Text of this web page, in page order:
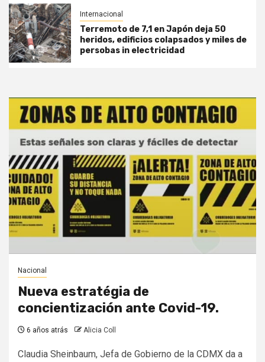
Internacional
Terremoto de 7,1 en Japón deja 50
heridos, edificios colapsados y miles de
persobas in electricidad
Nacional
Nueva estratégia de
concientización ante Covid-19.
6 años atrás Alicia Coll
Claudia Sheinbaum, Jefa de Gobierno de la CDMX da a